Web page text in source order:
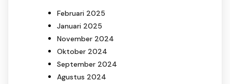
Februari 2025
Januari 2025
November 2024
Oktober 2024
September 2024
Agustus 2024